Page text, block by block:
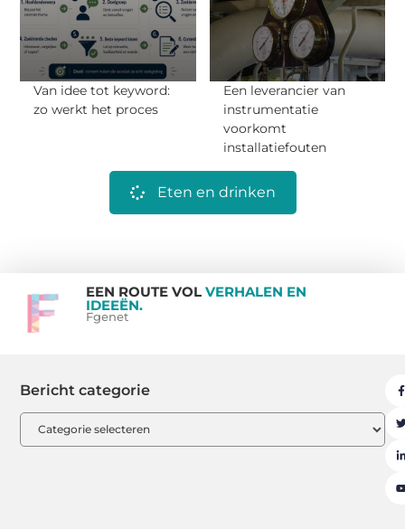
Van idee tot keyword:
zo werkt het proces
Een leverancier van
instrumentatie
voorkomt
installatiefouten
Eten en drinken
EEN ROUTE VOL VERHALEN EN
IDEEËN.
Fgenet
Bericht categorie